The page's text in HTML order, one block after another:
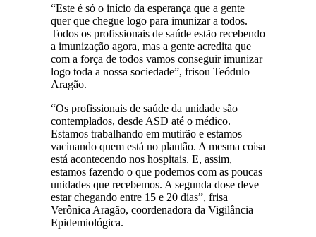
“Este é só o início da esperança que a gente
quer que chegue logo para imunizar a todos.
Todos os profissionais de saúde estão recebendo
a imunização agora, mas a gente acredita que
com a força de todos vamos conseguir imunizar
logo toda a nossa sociedade”, frisou Teódulo
Aragão.
“Os profissionais de saúde da unidade são
contemplados, desde ASD até o médico.
Estamos trabalhando em mutirão e estamos
vacinando quem está no plantão. A mesma coisa
está acontecendo nos hospitais. E, assim,
estamos fazendo o que podemos com as poucas
unidades que recebemos. A segunda dose deve
estar chegando entre 15 e 20 dias”, frisa
Verônica Aragão, coordenadora da Vigilância
Epidemiológica.